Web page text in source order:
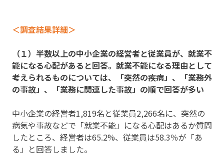
＜調査結果詳細＞
（１）半数以上の中小企業の経営者と従業員が、就業不
能になる心配があると回答。就業不能になる理由として
考えられるものについては、「突然の疾病」、「業務外
の事故」、「業務に関連した事故」の順で回答が多い
中小企業の経営者1,819名と従業員2,266名に、突然の
病気や事故などで「就業不能」になる心配はあるか質問
したところ、経営者は65.2%、従業員は58.3％が「あ
る」と回答しました。